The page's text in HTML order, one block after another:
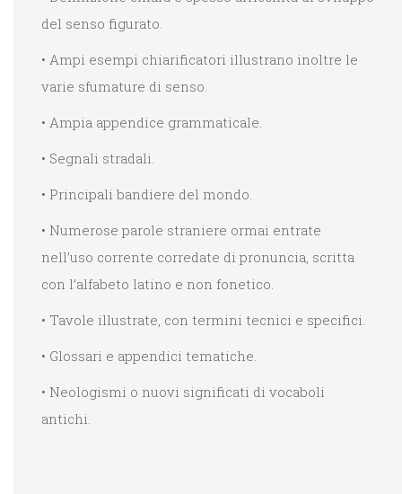
del senso figurato.
• Ampi esempi chiarificatori illustrano inoltre le
varie sfumature di senso.
• Ampia appendice grammaticale.
• Segnali stradali.
• Principali bandiere del mondo.
• Numerose parole straniere ormai entrate
nell’uso corrente corredate di pronuncia, scritta
con l’alfabeto latino e non fonetico.
• Tavole illustrate, con termini tecnici e specifici.
• Glossari e appendici tematiche.
• Neologismi o nuovi significati di vocaboli
antichi.